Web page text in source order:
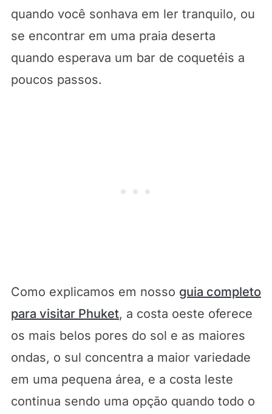
quando você sonhava em ler tranquilo, ou
se encontrar em uma praia deserta
quando esperava um bar de coquetéis a
poucos passos.
Como explicamos em nosso guia completo
para visitar Phuket, a costa oeste oferece
os mais belos pores do sol e as maiores
ondas, o sul concentra a maior variedade
em uma pequena área, e a costa leste
continua sendo uma opção quando todo o